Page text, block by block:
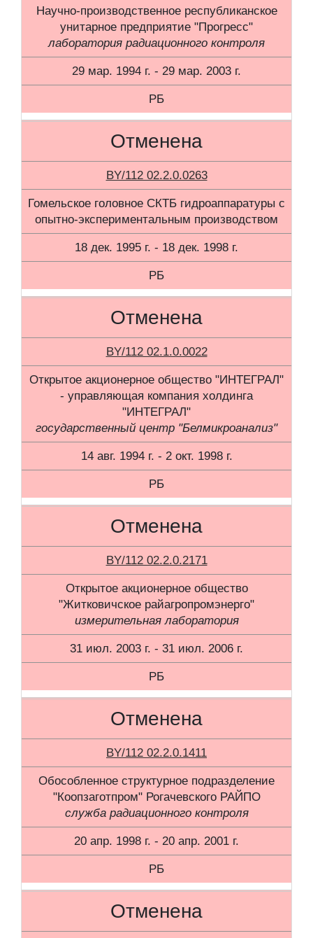
Научно-производственное республиканское
унитарное предприятие "Прогресс"
лаборатория радиационного контроля
29 мар. 1994 г. - 29 мар. 2003 г.
РБ
Отменена
BY/112 02.2.0.0263
Гомельское головное СКТБ гидроаппаратуры с
опытно-экспериментальным производством
18 дек. 1995 г. - 18 дек. 1998 г.
РБ
Отменена
BY/112 02.1.0.0022
Открытое акционерное общество "ИНТЕГРАЛ"
- управляющая компания холдинга
"ИНТЕГРАЛ"
государственный центр "Белмикроанализ"
14 авг. 1994 г. - 2 окт. 1998 г.
РБ
Отменена
BY/112 02.2.0.2171
Открытое акционерное общество
"Житковичское райагропромэнерго"
измерительная лаборатория
31 июл. 2003 г. - 31 июл. 2006 г.
РБ
Отменена
BY/112 02.2.0.1411
Обособленное структурное подразделение
"Коопзаготпром" Рогачевского РАЙПО
служба радиационного контроля
20 апр. 1998 г. - 20 апр. 2001 г.
РБ
Отменена